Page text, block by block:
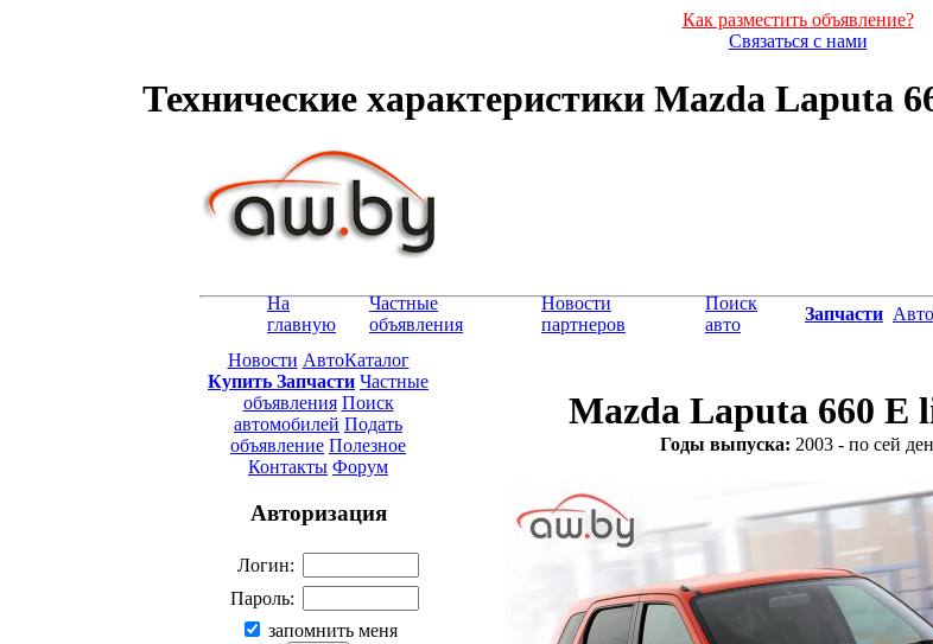
Как разместить объявление?
Связаться с нами
Технические характеристики Mazda Laputa
На
главную
Частные
объявления
Новости
партнеров
Поиск
авто
Запчасти
Новости АвтоКаталог
Купить Запчасти Частные
объявления Поиск
автомобилей Подать
объявление Полезное
Контакты Форум
Авторизация
Логин:
Пароль:
запомнить меня
Mazda Laputa 660 E
Годы выпуска: 2003 - по сей